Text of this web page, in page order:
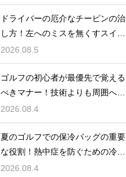
ドライバーの厄介なチーピンの治
し方！左へのミスを無くすスイン
グ改善
2026.08.5
ゴルフの初心者が最優先で覚える
べきマナー！技術よりも周囲への
配慮
2026.08.4
夏のゴルフでの保冷バッグの重要
な役割！熱中症を防ぐための冷た
い飲み物
2026.08.4